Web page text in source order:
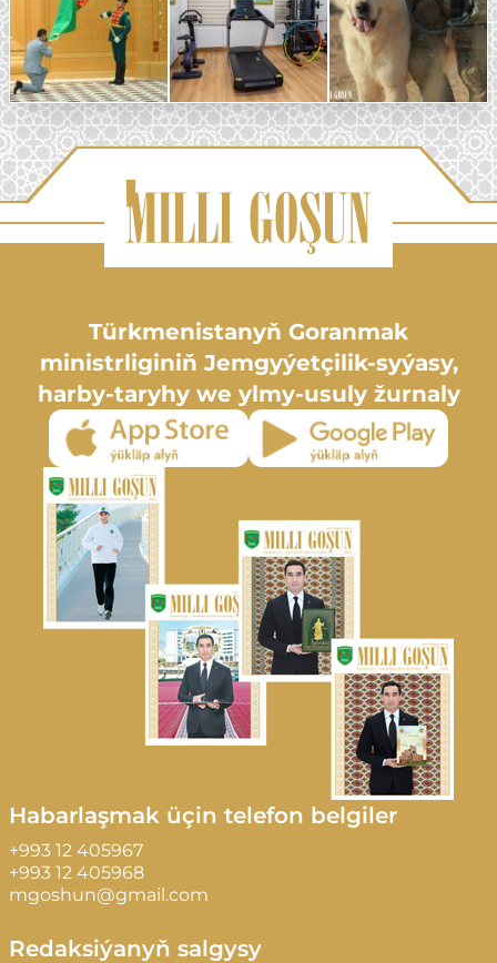
Habarlaşmak üçin telefon belgiler
+993 12 405967
+993 12 405968
mgoshun@gmail.com
Redaksiýanyň salgysy
Türkmenistanyň Goranmak
ministrliginiň Jemgyýetçilik-syýasy,
harby-taryhy we ylmy-usuly žurnaly